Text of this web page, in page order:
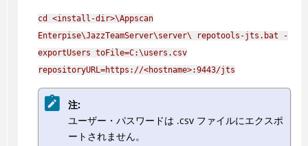
cd <install-dir>\Appscan
Enterpise\JazzTeamServer\server\ repotools-jts.bat -
exportUsers toFile=C:\users.csv
repositoryURL=https://<hostname>:9443/jts
注:
ユーザー・パスワードは .csv ファイルにエクスポ
ートされません。